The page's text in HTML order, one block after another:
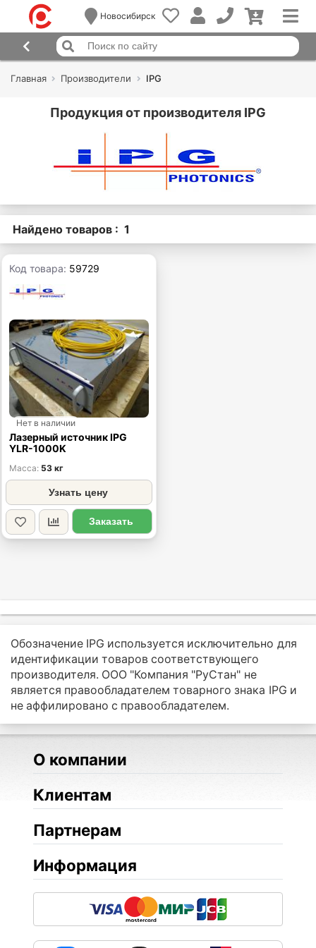
Новосибирск
Главная Производители IPG
Продукция от производителя IPG
Найдено товаров : 1
Код товара: 59729
Нет в наличии
Лазерный источник IPG
YLR-1000K
Масса 53 кг
Узнать цену
Заказать
Обозначение IPG используется исключительно для
идентификации товаров соответствующего
производителя. ООО "Компания "РуСтан" не
является правообладателем товарного знака IPG и
не аффилировано с правообладателем.
О компании
Клиентам
Партнерам
Информация